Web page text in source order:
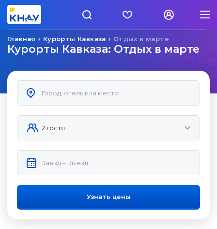
Отдых в марте
Курорты Кавказа
Главная
Курорты Кавказа: Отдых в марте
Узнать цены